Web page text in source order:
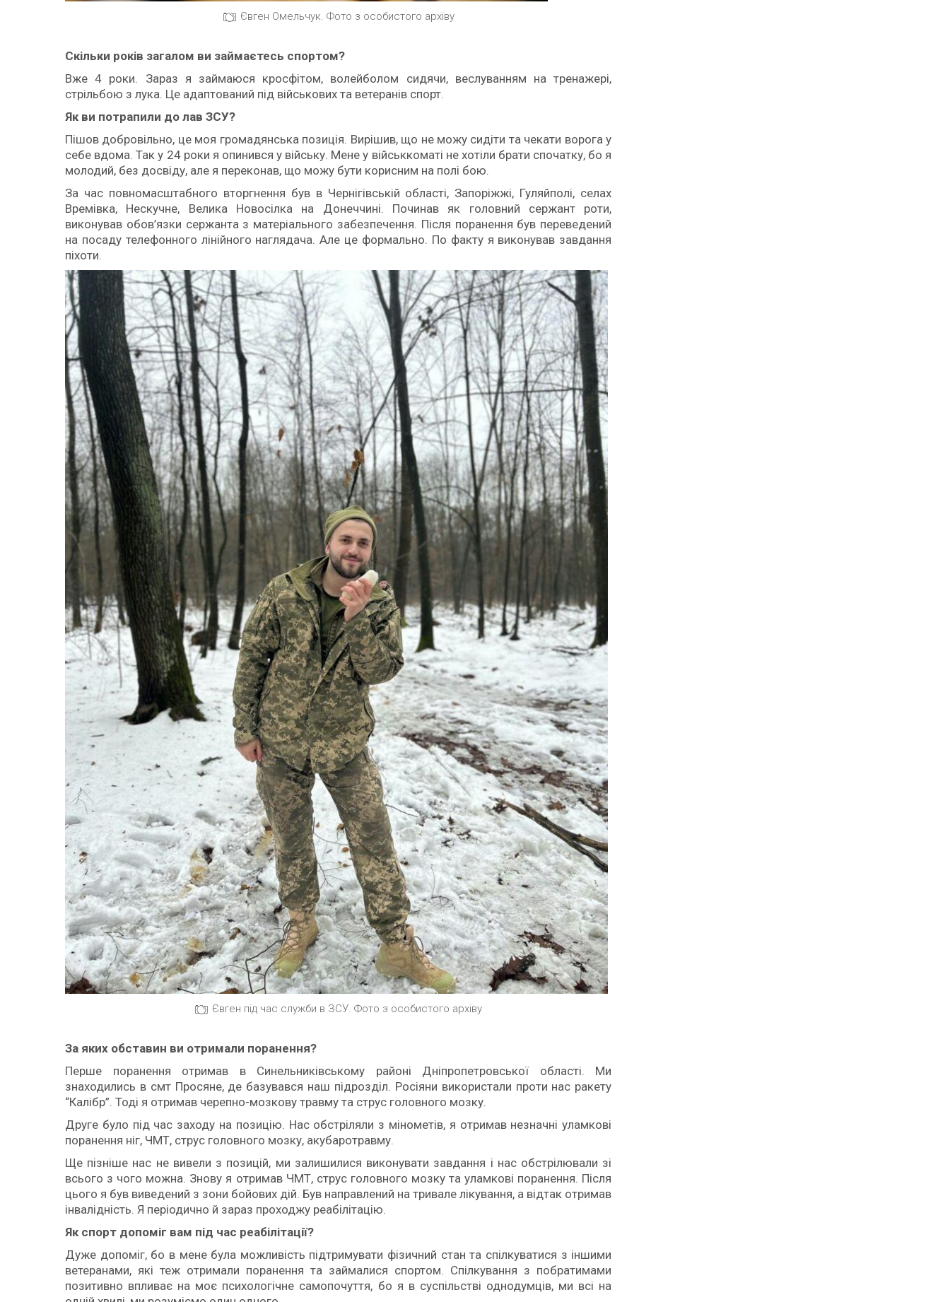
Євген Омельчук. Фото з особистого архіву
Скільки років загалом ви займаєтесь спортом?
Вже 4 роки. Зараз я займаюся кросфітом, волейболом сидячи, веслуванням на тренажері,
стрільбою з лука. Це адаптований під військових та ветеранів спорт.
Як ви потрапили до лав ЗСУ?
Пішов добровільно, це моя громадянська позиція. Вирішив, що не можу сидіти та чекати ворога у
себе вдома. Так у 24 роки я опинився у війську. Мене у військкоматі не хотіли брати спочатку, бо я
молодий, без досвіду, але я переконав, що можу бути корисним на полі бою.
За час повномасштабного вторгнення був в Чернігівській області, Запоріжжі, Гуляйполі, селах
Времівка, Нескучне, Велика Новосілка на Донеччині. Починав як головний сержант роти,
виконував обов’язки сержанта з матеріального забезпечення. Після поранення був переведений
на посаду телефонного лінійного наглядача. Але це формально. По факту я виконував завдання
піхоти.
Євген під час служби в ЗСУ. Фото з особистого архіву
За яких обставин ви отримали поранення?
Перше поранення отримав в Синельниківському районі Дніпропетровської області. Ми
знаходились в смт Просяне, де базувався наш підрозділ. Росіяни використали проти нас ракету
“Калібр”. Тоді я отримав черепно-мозкову травму та струс головного мозку.
Друге було під час заходу на позицію. Нас обстріляли з мінометів, я отримав незначні уламкові
поранення ніг, ЧМТ, струс головного мозку, акубаротравму.
Ще пізніше нас не вивели з позицій, ми залишилися виконувати завдання і нас обстрілювали зі
всього з чого можна. Знову я отримав ЧМТ, струс головного мозку та уламкові поранення. Після
цього я був виведений з зони бойових дій. Був направлений на тривале лікування, а відтак отримав
інвалідність. Я періодично й зараз проходжу реабілітацію.
Як спорт допоміг вам під час реабілітації?
Дуже допоміг, бо в мене була можливість підтримувати фізичний стан та спілкуватися з іншими
ветеранами, які теж отримали поранення та займалися спортом. Спілкування з побратимами
позитивно впливає на моє психологічне самопочуття, бо я в суспільстві однодумців, ми всі на